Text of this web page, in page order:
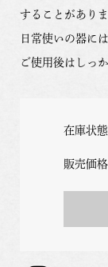
することがありま
日常使いの器に
ご使用後はしっ
在庫状
販売価格